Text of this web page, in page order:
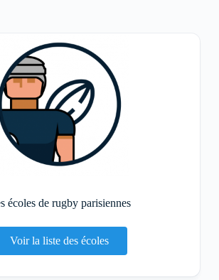
écoles de rugby parisiennes
Voir la liste des écoles